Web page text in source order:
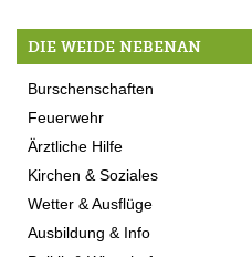
DIE WEIDE NEBENAN
Burschenschaften
Feuerwehr
Ärztliche Hilfe
Kirchen & Soziales
Wetter & Ausflüge
Ausbildung & Info